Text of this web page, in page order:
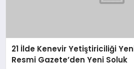
21 İlde Kenevir Yetiştiriciliği
Resmi Gazete’den Yeni Soluk